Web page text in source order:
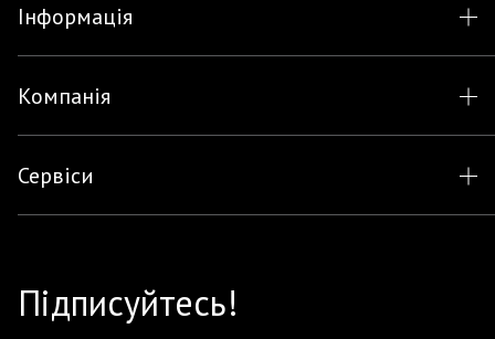
Інформація
Компанія
Сервіси
Підписуйтесь!